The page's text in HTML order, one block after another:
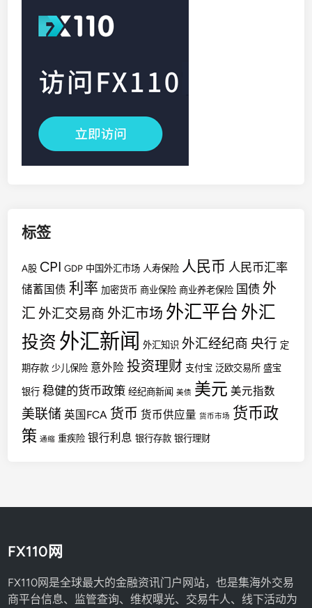
标签
A股 CPI GDP 中国外汇市场 人寿保险 人民币 人民币汇率
储蓄国债 利率 加密货币 商业保险 商业养老保险 国债 外
汇 外汇交易商 外汇市场 外汇平台 外汇
投资 外汇新闻 外汇知识 外汇经纪商 央行 定
期存款 少儿保险 意外险 投资理财 支付宝 泛欧交易所 盛宝
银行 稳健的货币政策 经纪商新闻 美债 美元 美元指数
美联储 英国FCA 货币 货币供应量 货币市场 货币政
策 通缩 重疾险 银行利息 银行存款 银行理财
FX110网
FX110网是全球最大的金融资讯门户网站，也是集海外交易
商平台信息、监管查询、维权曝光、交易牛人、线下活动为